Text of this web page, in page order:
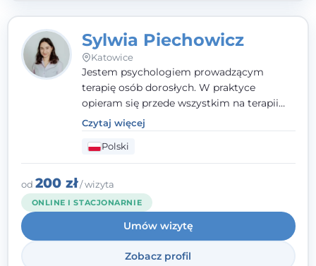
Sylwia Piechowicz
Katowice
Jestem psychologiem prowadzącym
terapię osób dorosłych. W praktyce
opieram się przede wszystkim na terapii
poznawczo-behawioralnej (CBT), a także na
podejściu skoncentrowanym na
rozwiązaniach (TSR) oraz Racjonalnej
Terapii Zachowania (RTZ). Dużą wagę
przykładam do relacji opartej na empatii,
poczuciu bezpieczeństwa i wzajemnym
zrozumieniu.
Czytaj więcej
Polski
od 200 zł/ wizyta
ONLINE I STACJONARNIE
Umów wizytę
Zobacz profil